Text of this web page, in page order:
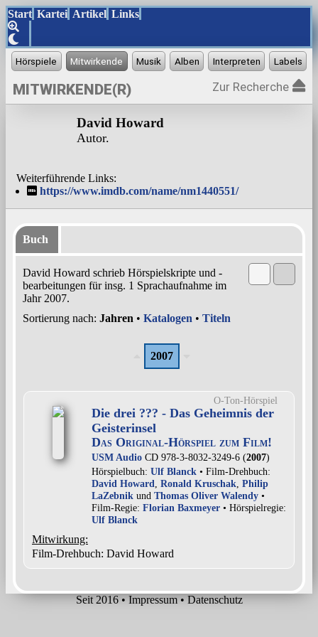
Start Kartei Artikel Links
MITWIRKENDE(R) Zur Recherche
David Howard
Autor.
Weiterführende Links:
https://www.imdb.com/name/nm1440551/
Buch
David Howard schrieb Hörspielskripte und -
bearbeitungen für insg. 1 Sprachaufnahme im
Jahr 2007.
Sortierung nach: Jahren • Katalogen • Titeln
2007
O-Ton-Hörspiel
Die drei ??? - Das Geheimnis der
Geisterinsel
Das Original-Hörspiel zum Film!
USM Audio CD 978-3-8032-3249-6 (2007)
Hörspielbuch: Ulf Blanck • Film-Drehbuch:
David Howard Ronald Kruschak Philip
LaZebnik und Thomas Oliver Walendy •
Film-Regie: Florian Baxmeyer • Hörspielregie:
Ulf Blanck
Mitwirkung:
Film-Drehbuch: David Howard
Seit 2016 • Impressum • Datenschutz